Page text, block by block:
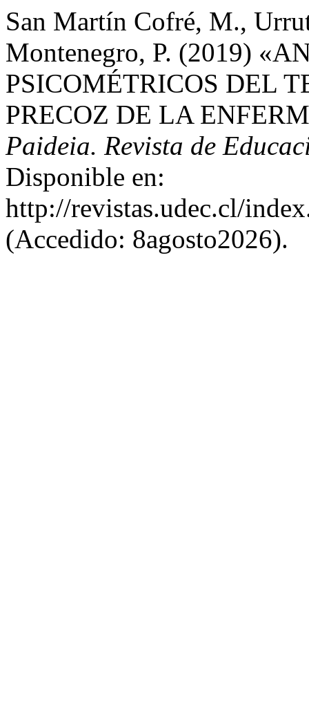
San Martín Cofré, M.,
Montenegro, P. (2019)
PSICOMÉTRICOS DEL
PRECOZ DE LA
Paideia. Revista de
Disponible en:
http://revistas.udec.cl/
(Accedido: 8agosto2026).